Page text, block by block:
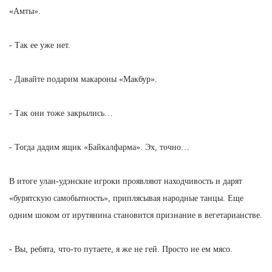
«Амты».
- Так ее уже нет.
- Давайте подарим макароны «Макбур».
- Так они тоже закрылись…
- Тогда дадим ящик «Байкалфарма». Эх, точно…
В итоге улан-удэнские игроки проявляют находчивость и дарят
«бурятскую самобытность», приплясывая народные танцы. Еще
одним шоком от ирутянина становится признание в вегетарианстве.
- Вы, ребята, что-то путаете, я же не гей. Просто не ем мясо.